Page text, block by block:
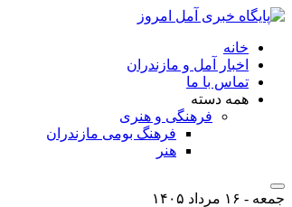
خانه
اخبار آمل و مازندران
تماس با ما
همه دسته
فرهنگی و هنری
فرهنگ بومی مازندران
هنر
جمعه - ۱۶ مرداد ۱۴۰۵